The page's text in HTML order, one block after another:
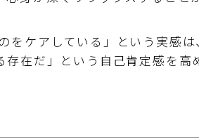
をケアしている」という実感は
在だ」という自己肯定感を高